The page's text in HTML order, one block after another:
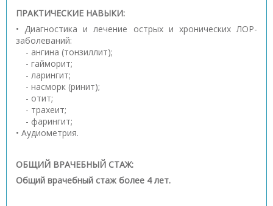
ПРАКТИЧЕСКИЕ НАВЫКИ:
• Диагностика и лечение острых и хронических ЛОР-
заболеваний:
- ангина (тонзиллит);
- гайморит;
- ларингит;
- насморк (ринит);
- отит;
- трахеит;
- фарингит;
• Аудиометрия.
ОБЩИЙ ВРАЧЕБНЫЙ СТАЖ:
Общий врачебный стаж более 4 лет.